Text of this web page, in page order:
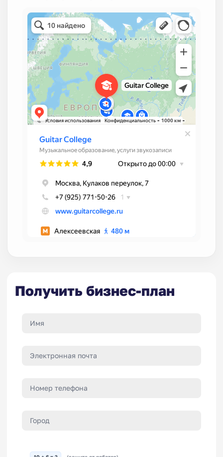
Получить бизнес-план